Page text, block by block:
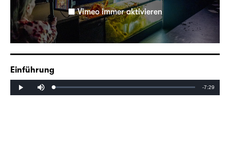
„Staubfrau“ finden Siehier.
Vimeo immer aktivieren
Einführung
Play Loaded:
Progress:
Remaining
-7:29